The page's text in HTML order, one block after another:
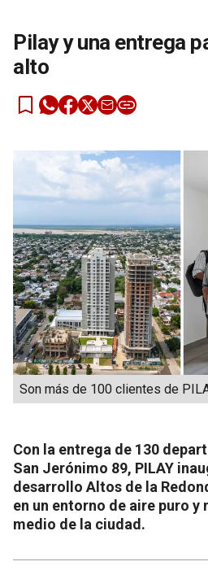
Pilay y una entrega
alto
Son más de 100 clientes de
Con la entrega de 130
San Jerónimo 89, PILAY
desarrollo Altos de la
en un entorno de aire puro y
medio de la ciudad.